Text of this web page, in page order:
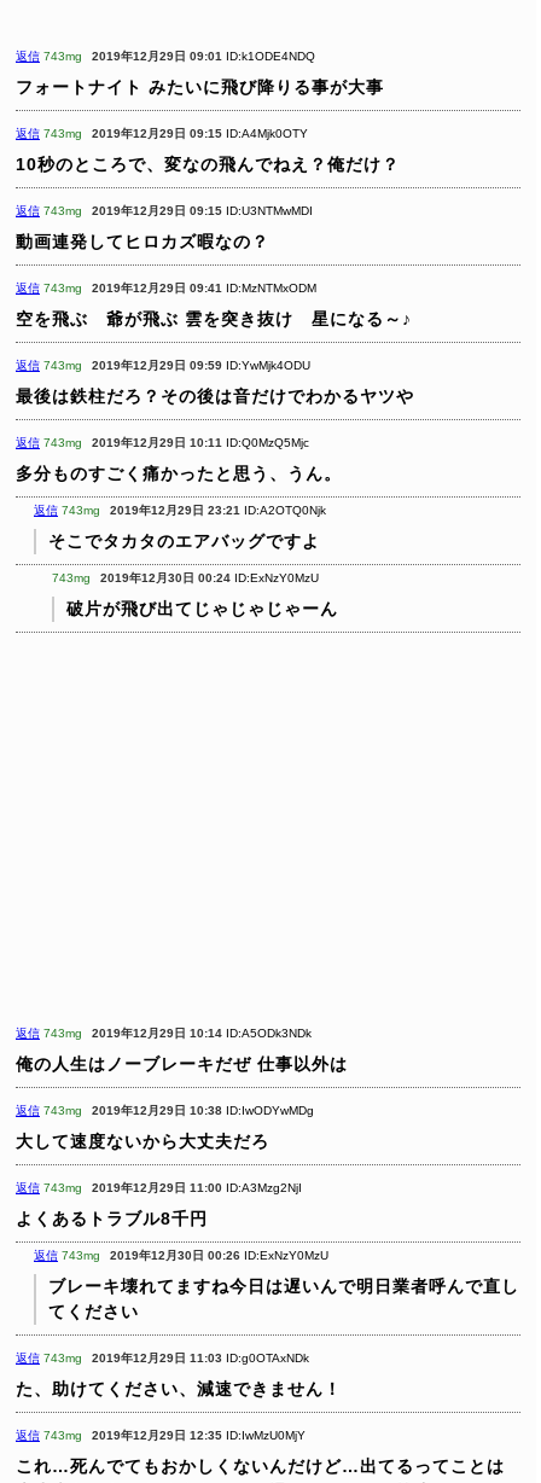
返信 743mg 2019年12月29日 09:01 ID:k1ODE4NDQ
フォートナイト みたいに飛び降りる事が大事
返信 743mg 2019年12月29日 09:15 ID:A4Mjk0OTY
10秒のところで、変なの飛んでねえ？俺だけ？
返信 743mg 2019年12月29日 09:15 ID:U3NTMwMDI
動画連発してヒロカズ暇なの？
返信 743mg 2019年12月29日 09:41 ID:MzNTMxODM
空を飛ぶ 爺が飛ぶ 雲を突き抜け 星になる～♪
返信 743mg 2019年12月29日 09:59 ID:YwMjk4ODU
最後は鉄柱だろ？その後は音だけでわかるヤツや
返信 743mg 2019年12月29日 10:11 ID:Q0MzQ5Mjc
多分ものすごく痛かったと思う、うん。
返信 743mg 2019年12月29日 23:21 ID:A2OTQ0Njk
そこでタカタのエアバッグですよ
743mg 2019年12月30日 00:24 ID:ExNzY0MzU
破片が飛び出てじゃじゃじゃーん
返信 743mg 2019年12月29日 10:14 ID:A5ODk3NDk
俺の人生はノーブレーキだぜ 仕事以外は
返信 743mg 2019年12月29日 10:38 ID:IwODYwMDg
大して速度ないから大丈夫だろ
返信 743mg 2019年12月29日 11:00 ID:A3Mzg2NjI
よくあるトラブル8千円
返信 743mg 2019年12月30日 00:26 ID:ExNzY0MzU
ブレーキ壊れてますね今日は遅いんで明日業者呼んで直し
てください
返信 743mg 2019年12月29日 11:03 ID:g0OTAxNDk
た、助けてください、減速できません！
返信 743mg 2019年12月29日 12:35 ID:IwMzU0MjY
これ…死んでてもおかしくないんだけど…出てるってことは